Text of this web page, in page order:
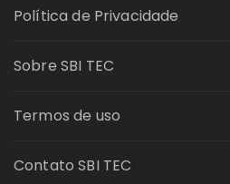
Política de Privacidade
Sobre SBI TEC
Termos de uso
Contato SBI TEC